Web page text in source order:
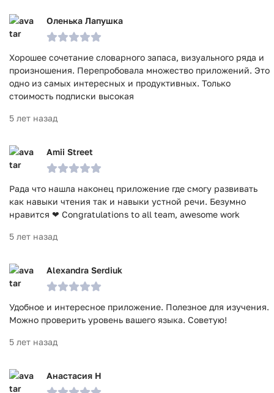
Оленька Лапушка
Хорошее сочетание словарного запаса, визуального ряда и
произношения. Перепробовала множество приложений. Это
одно из самых интересных и продуктивных. Только
стоимость подписки высокая
5 лет назад
Amii Street
Рада что нашла наконец приложение где смогу развивать
как навыки чтения так и навыки устной речи. Безумно
нравится ❤ Congratulations to all team, awesome work
5 лет назад
Alexandra Serdiuk
Удобное и интересное приложение. Полезное для изучения.
Можно проверить уровень вашего языка. Советую!
5 лет назад
Анастасия Н